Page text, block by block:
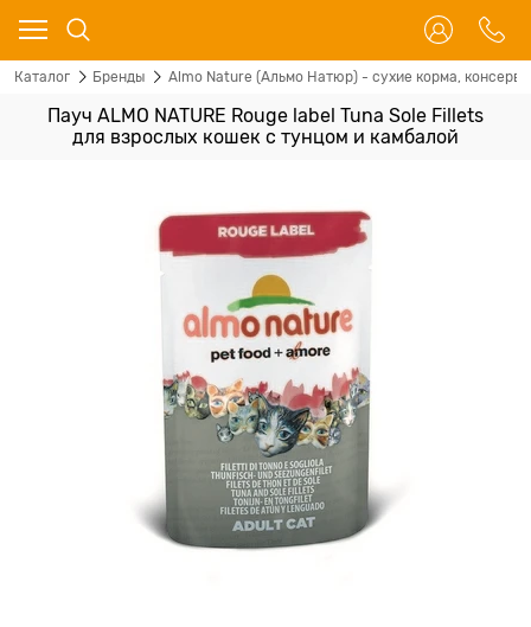
Каталог Бренды Almo Nature (Альмо Натюр) - сухие корма,
Пауч ALMO NATURE Rouge label Tuna Sole Fillets
для взрослых кошек с тунцом и камбалой